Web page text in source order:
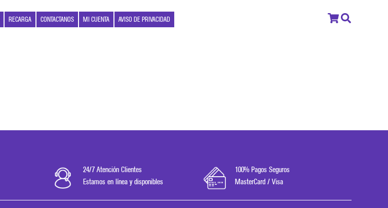
RECARGA CONTACTANOS MI CUENTA AVISO DE PRIVACIDAD
24/7 Atención Clientes
Estamos en línea y disponibles
100% Pagos Seguros
MasterCard / Visa